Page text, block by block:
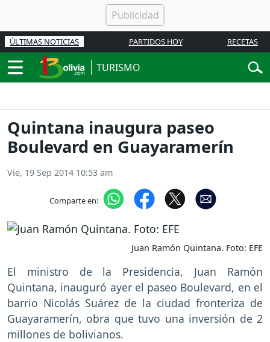
ÚLTIMAS NOTICIAS PARTIDOS HOY RECETAS
TURISMO
Quintana inaugura paseo
Boulevard en Guayaramerín
Vie, 19 Sep 2014 10:53 am
Comparte en:
Juan Ramón Quintana. Foto: EFE
El ministro de la Presidencia, Juan Ramón
Quintana, inauguró ayer el paseo Boulevard, en el
barrio Nicolás Suárez de la ciudad fronteriza de
Guayaramerín, obra que tuvo una inversión de 2
millones de bolivianos.